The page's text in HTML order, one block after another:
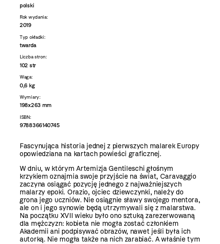
polski
Rok wydania:
2019
Typ okładki:
twarda
Liczba stron:
102 str
Waga:
0,6 kg
Wymiary:
198x263 mm
ISBN:
9788366140745
Fascynująca historia jednej z pierwszych malarek Europy
opowiedziana na kartach powieści graficznej.
W dniu, w którym Artemizja Gentileschi głośnym
krzykiem oznajmia swoje przyjście na świat, Caravaggio
zaczyna osiągać pozycję jednego z najważniejszych
malarzy epoki. Orazio, ojciec dziewczynki, należy do
grona jego uczniów. Nie osiągnie sławy swojego mentora,
ale on i jego synowie będą utrzymywali się z malarstwa.
Na początku XVII wieku było ono sztuką zarezerwowaną
dla mężczyzn: kobieta nie mogła zostać członkiem
Akademii ani podpisywać obrazów, nawet jeśli była ich
autorką. Nie mogła także na nich zarabiać. A właśnie tym